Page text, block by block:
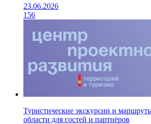
23.06.2026
156
Туристические экскурсии и
области для гостей и партнёров